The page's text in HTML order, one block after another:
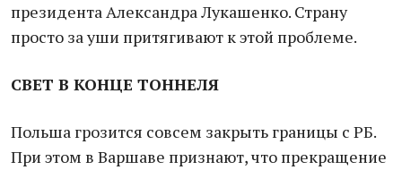
президента Александра Лукашенко. Страну
просто за уши притягивают к этой проблеме.
СВЕТ В КОНЦЕ ТОННЕЛЯ
Польша грозится совсем закрыть границы с РБ.
При этом в Варшаве признают, что прекращение